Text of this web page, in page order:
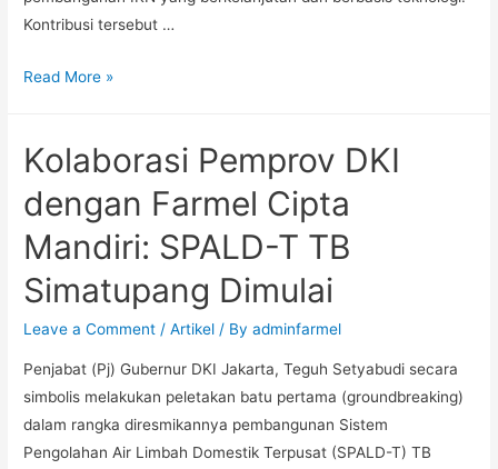
Kontribusi tersebut …
Read More »
Kolaborasi Pemprov DKI
dengan Farmel Cipta
Mandiri: SPALD-T TB
Simatupang Dimulai
Leave a Comment /Artikel / Byadminfarmel
Penjabat (Pj) Gubernur DKI Jakarta, Teguh Setyabudi secara
simbolis melakukan peletakan batu pertama (groundbreaking)
dalam rangka diresmikannya pembangunan Sistem
Pengolahan Air Limbah Domestik Terpusat (SPALD-T) TB